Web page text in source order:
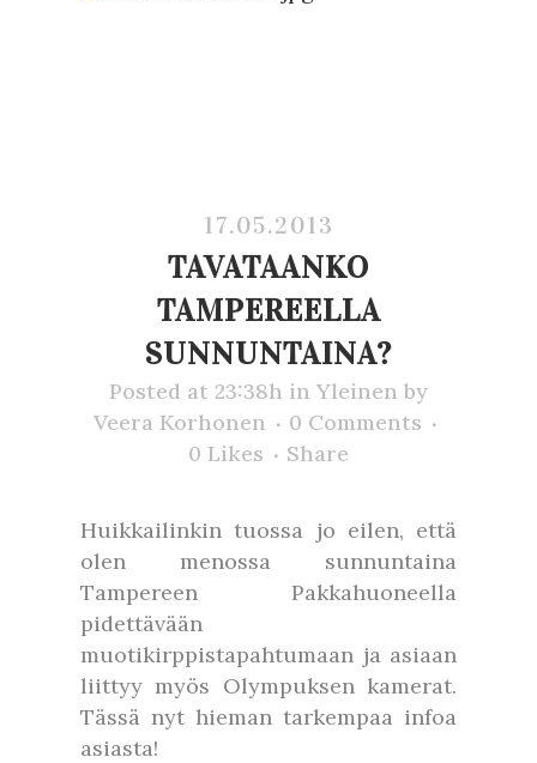
17.05.2013
TAVATAANKO
TAMPEREELLA
SUNNUNTAINA?
Posted at 23:38h in Yleinen by
Veera Korhonen
0 Comments
0 Likes Share
Huikkailinkin tuossa jo eilen, että
olen menossa sunnuntaina
Tampereen Pakkahuoneella
pidettävään
muotikirppistapahtumaan ja asiaan
liittyy myös Olympuksen kamerat.
Tässä nyt hieman tarkempaa infoa
asiasta!